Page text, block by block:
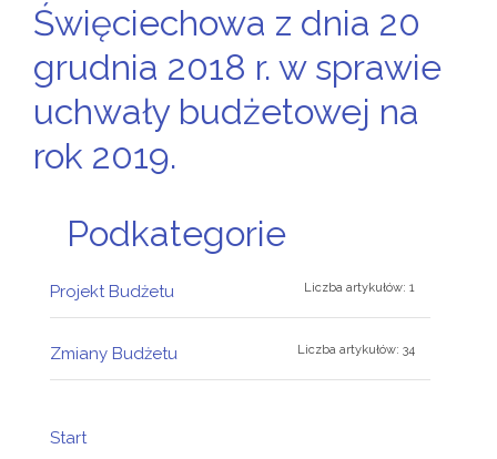
Święciechowa z dnia 20
grudnia 2018 r. w sprawie
uchwały budżetowej na
rok 2019.
Podkategorie
Projekt Budżetu Liczba artykułów: 1
Zmiany Budżetu Liczba artykułów: 34
Start